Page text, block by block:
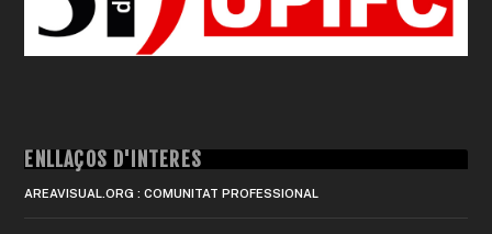
ENLLAÇOS D'INTERÈS
AREAVISUAL.ORG : COMUNITAT PROFESSIONAL